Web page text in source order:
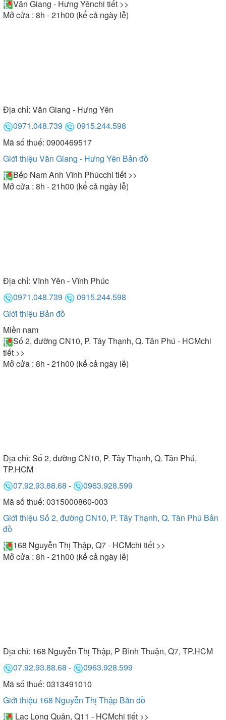
Văn Giang - Hưng Yênchi tiết >>
Mở cửa : 8h - 21h00 (kể cả ngày lễ)
Địa chỉ: Văn Giang - Hưng Yên
0971.048.739
0915.244.598
Mã số thuế: 0900469517
Giới thiệu Văn Giang - Hưng Yên Bản đồ
Bếp Nam Anh Vĩnh Phúcchi tiết >>
Mở cửa : 8h - 21h00 (kể cả ngày lễ)
Địa chỉ: Vĩnh Yên - Vĩnh Phúc
0971.048.739
0915.244.598
Giới thiệu Bản đồ
Miền nam
Số 2, đường CN10, P. Tây Thạnh, Q. Tân Phú - HCMchi
tiết >>
Mở cửa : 8h - 21h00 (kể cả ngày lễ)
Địa chỉ: Số 2, đường CN10, P. Tây Thạnh, Q. Tân Phú,
TP.HCM
07.92.93.88.68 -
0963.928.599
Mã số thuế: 0315000860-003
Giới thiệu Số 2, đường CN10, P. Tây Thạnh, Q. Tân Phú Bản
đồ
168 Nguyễn Thị Thập, Q7 - HCMchi tiết >>
Mở cửa : 8h - 21h00 (kể cả ngày lễ)
Địa chỉ: 168 Nguyễn Thị Thập, P Bình Thuận, Q7, TP.HCM
07.92.93.88.68 -
0963.928.599
Mã số thuế: 0313491010
Giới thiệu 168 Nguyễn Thị Thập Bản đồ
Lạc Long Quân, Q11 - HCMchi tiết >>